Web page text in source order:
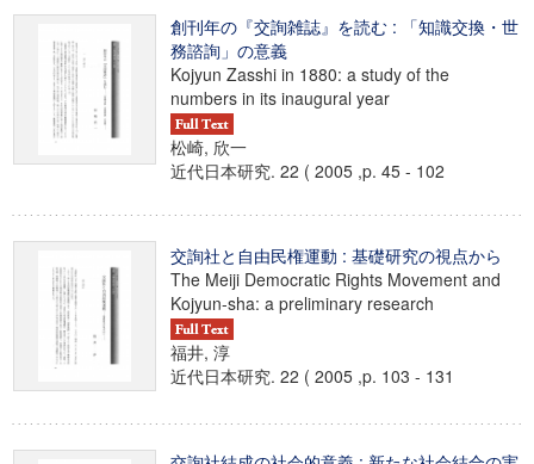
創刊年の『交詢雑誌』を読む : 「知識交換・世
務諮詢」の意義
Kojyun Zasshi in 1880: a study of the
numbers in its inaugural year
松崎, 欣一
近代日本研究. 22 ( 2005 ,p. 45 - 102
交詢社と自由民権運動 : 基礎研究の視点から
The Meiji Democratic Rights Movement and
Kojyun-sha: a preliminary research
福井, 淳
近代日本研究. 22 ( 2005 ,p. 103 - 131